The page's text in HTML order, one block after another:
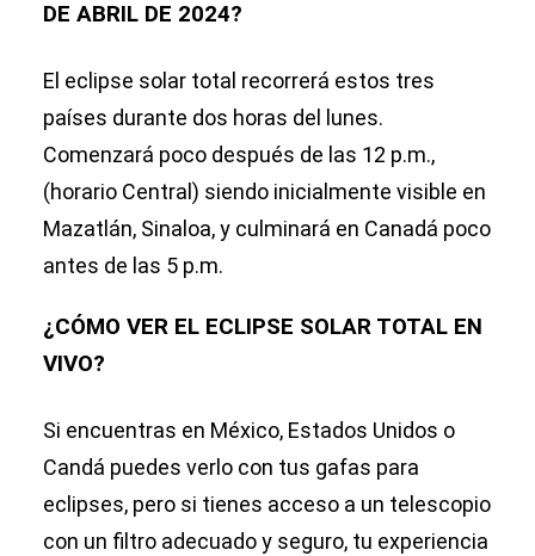
DE ABRIL DE 2024?
El eclipse solar total recorrerá estos tres
países durante dos horas del lunes.
Comenzará poco después de las 12 p.m.,
(horario Central) siendo inicialmente visible en
Mazatlán, Sinaloa, y culminará en Canadá poco
antes de las 5 p.m.
¿CÓMO VER EL ECLIPSE SOLAR TOTAL EN
VIVO?
Si encuentras en México, Estados Unidos o
Candá puedes verlo con tus gafas para
eclipses, pero si tienes acceso a un telescopio
con un filtro adecuado y seguro, tu experiencia